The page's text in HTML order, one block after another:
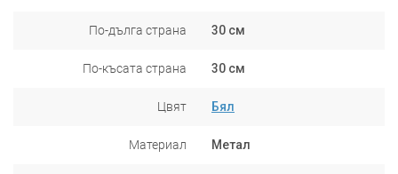
По-дълга страна 30 см
По-късата страна 30 см
Цвят Бял
Материал Метал